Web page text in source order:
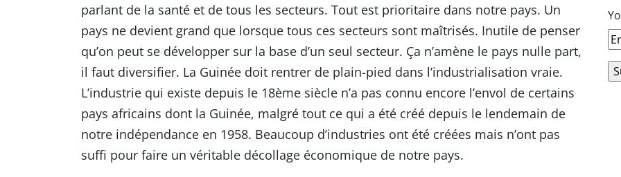
parlant de la santé et de tous les secteurs. Tout est prioritaire dans notre pays. Un
pays ne devient grand que lorsque tous ces secteurs sont maîtrisés. Inutile de penser
qu’on peut se développer sur la base d’un seul secteur. Ça n’amène le pays nulle part,
il faut diversifier. La Guinée doit rentrer de plain-pied dans l’industrialisation vraie.
L’industrie qui existe depuis le 18ème siècle n’a pas connu encore l’envol de certains
pays africains dont la Guinée, malgré tout ce qui a été créé depuis le lendemain de
notre indépendance en 1958. Beaucoup d’industries ont été créées mais n’ont pas
suffi pour faire un véritable décollage économique de notre pays.